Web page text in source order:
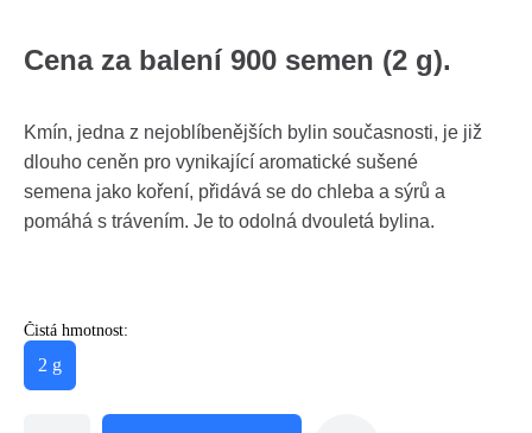
Cena za balení 900 semen (2 g).
Kmín, jedna z nejoblíbenějších bylin současnosti, je již
dlouho ceněn pro vynikající aromatické sušené
semena jako koření, přidává se do chleba a sýrů a
pomáhá s trávením. Je to odolná dvouletá bylina.
Čistá hmotnost:
2 g